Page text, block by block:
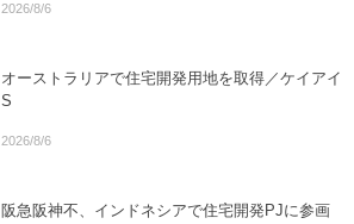
2026/8/6
オーストラリアで住宅開発用地を取得／ケイアイ
S
2026/8/6
阪急阪神不、インドネシアで住宅開発PJに参画